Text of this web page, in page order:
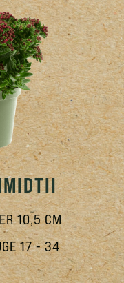
10,5 CM
17 - 34